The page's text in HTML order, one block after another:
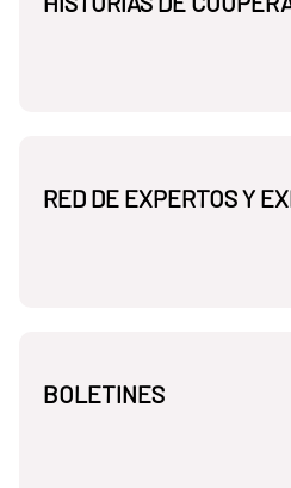
RED DE EXPERTOS Y
BOLETINES